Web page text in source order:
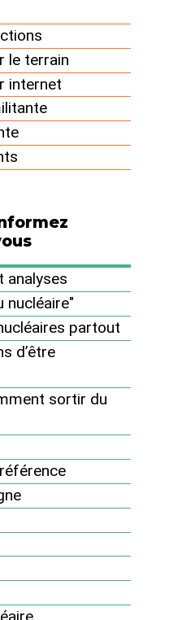
le terrain
internet
analyses
nucléaire"
partout
d’être
sortir du
se voient
fourniture de 32 et de
total de plus de 1,5
hautement qualifiés,
Bourgogne, seront
les années à venir par
> Voir la source
SUIVANT
"Ni nucléaire, ni
à notre actif !
climatique : Stop aux
passe la vitesse